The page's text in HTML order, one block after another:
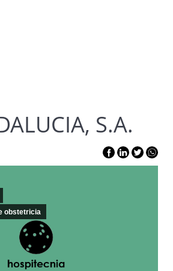
S.A.
obstetricia